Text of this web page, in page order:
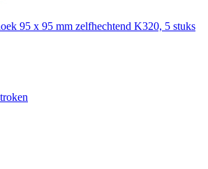
95 x 95 mm zelfhechtend K320, 5 stuks